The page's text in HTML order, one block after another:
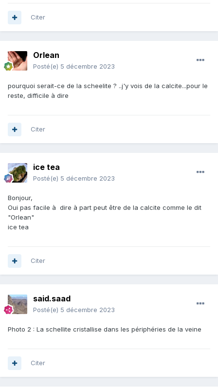
Citer
Orlean
Posté(e) 5 décembre 2023
pourquoi serait-ce de la scheelite ? ..j'y vois de la calcite...pour le
reste, difficile à dire
Citer
ice tea
Posté(e) 5 décembre 2023
Bonjour,
Oui pas facile à dire à part peut être de la calcite comme le dit
"Orlean"
ice tea
Citer
said.saad
Posté(e) 5 décembre 2023
Photo 2 : La schellite cristallise dans les périphéries de la veine
Citer